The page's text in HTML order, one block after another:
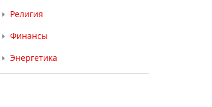
Религия
Финансы
Энергетика